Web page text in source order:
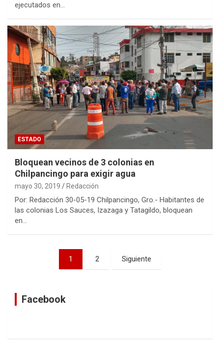
ejecutados en…
ESTADO
Bloquean vecinos de 3 colonias en
Chilpancingo para exigir agua
mayo 30, 2019 Redacción
Por: Redacción 30-05-19 Chilpancingo, Gro.- Habitantes de
las colonias Los Sauces, Izazaga y Tatagildo, bloquean
en…
Navegación
1 2 Siguiente
Facebook